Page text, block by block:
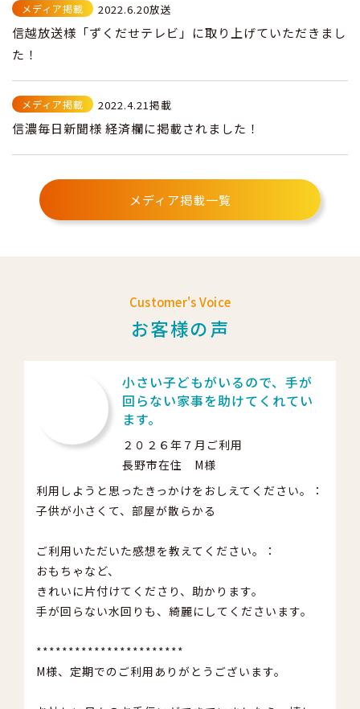
メディア掲載 2022.6.20放送
信越放送様「ずくだせテレビ」に取り上げていただきまし
た！
メディア掲載 2022.4.21掲載
信濃毎日新聞様 経済欄に掲載されました！
メディア掲載一覧
Customer's Voice
お客様の声
小さい子どもがいるので、手が
回らない家事を助けてくれてい
ます。
２０２６年７月ご利用
長野市在住 M様
利用しようと思ったきっかけをおしえてください。：
子供が小さくて、部屋が散らかる
ご利用いただいた感想を教えてください。：
おもちゃなど、
きれいに片付けてくださり、助かります。
手が回らない水回りも、綺麗にしてくださいます。
***********************
M様、定期でのご利用ありがとうございます。